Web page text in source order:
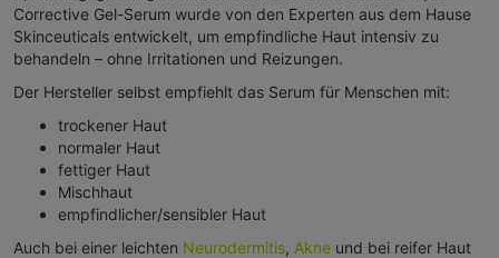
Corrective Gel-Serum wurde von den Experten aus dem Hause
Skinceuticals entwickelt, um empfindliche Haut intensiv zu
behandeln – ohne Irritationen und Reizungen.
Der Hersteller selbst empfiehlt das Serum für Menschen mit:
trockener Haut
normaler Haut
fettiger Haut
Mischhaut
empfindlicher/sensibler Haut
Auch bei einer leichten Neurodermitis, Akne und bei reifer Haut